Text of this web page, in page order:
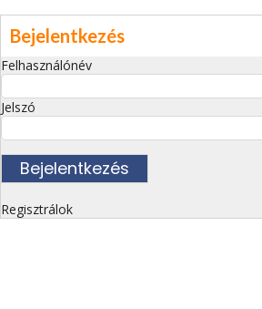
Bejelentkezés
Felhasználónév
Jelszó
Regisztrálok